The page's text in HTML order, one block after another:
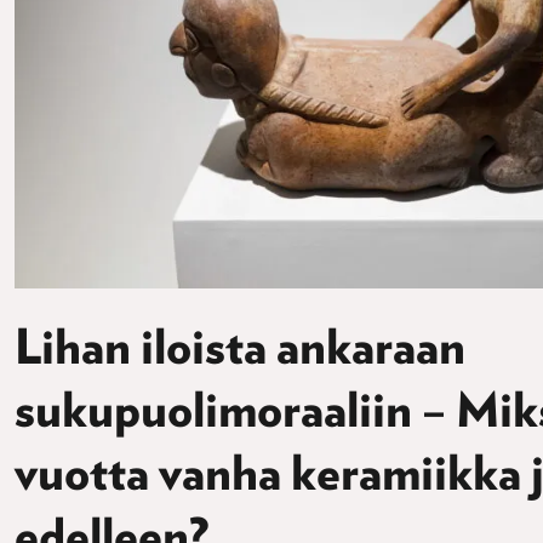
Lihan iloista ankaraan
sukupuolimoraaliin –
vuotta vanha keramiikka